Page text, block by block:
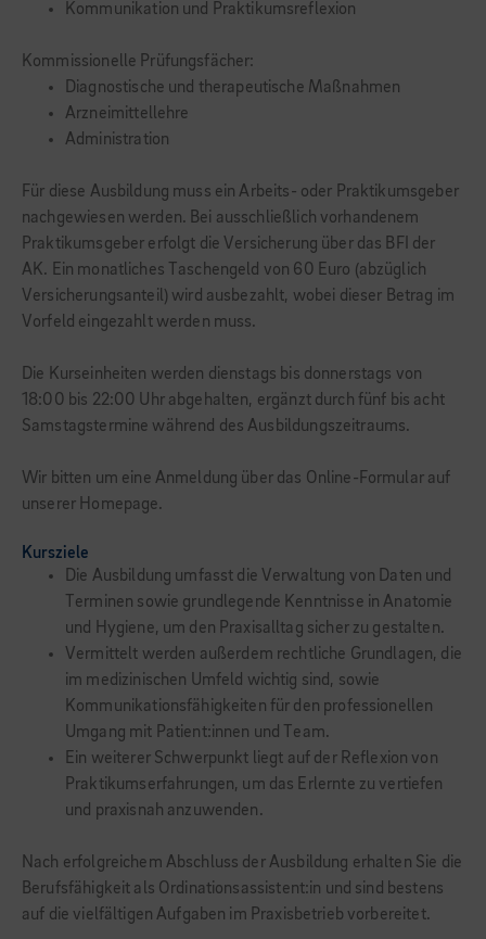
Kommunikation und Praktikumsreflexion
Kommissionelle Prüfungsfächer:
Diagnostische und therapeutische Maßnahmen
Arzneimittellehre
Administration
Für diese Ausbildung muss ein Arbeits- oder Praktikumsgeber
nachgewiesen werden. Bei ausschließlich vorhandenem
Praktikumsgeber erfolgt die Versicherung über das BFI der
AK. Ein monatliches Taschengeld von 60 Euro (abzüglich
Versicherungsanteil) wird ausbezahlt, wobei dieser Betrag im
Vorfeld eingezahlt werden muss.
Die Kurseinheiten werden dienstags bis donnerstags von
18:00 bis 22:00 Uhr abgehalten, ergänzt durch fünf bis acht
Samstagstermine während des Ausbildungszeitraums.
Wir bitten um eine Anmeldung über das Online-Formular auf
unserer Homepage.
Kursziele
Die Ausbildung umfasst die Verwaltung von Daten und
Terminen sowie grundlegende Kenntnisse in Anatomie
und Hygiene, um den Praxisalltag sicher zu gestalten.
Vermittelt werden außerdem rechtliche Grundlagen, die
im medizinischen Umfeld wichtig sind, sowie
Kommunikationsfähigkeiten für den professionellen
Umgang mit Patient:innen und Team.
Ein weiterer Schwerpunkt liegt auf der Reflexion von
Praktikumserfahrungen, um das Erlernte zu vertiefen
und praxisnah anzuwenden.
Nach erfolgreichem Abschluss der Ausbildung erhalten Sie die
Berufsfähigkeit als Ordinationsassistent:in und sind bestens
auf die vielfältigen Aufgaben im Praxisbetrieb vorbereitet.